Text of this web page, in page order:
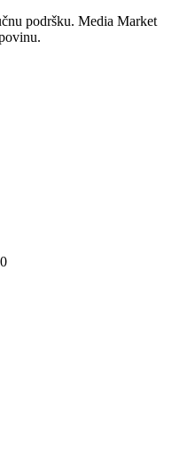
podršku. Media Market